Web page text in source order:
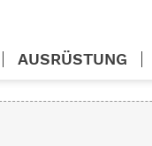
AUSRÜSTUNG